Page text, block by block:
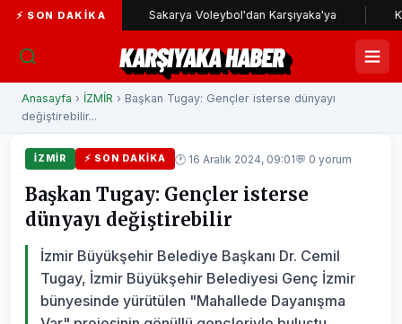
⚡ SON DAKIKA
yolunda Sakarya Voleybol'dan Karşıyaka'ya
KARŞIYAKA HABER
Anasayfa › İZMİR › Başkan Tugay: Gençler isterse dünyayı
değiştirebilir...
İZMİR ⚡ SON DAKIKA 🕐 16 Aralık 2024, 09:01💬 0 yorum
Başkan Tugay: Gençler isterse
dünyayı değiştirebilir
İzmir Büyükşehir Belediye Başkanı Dr. Cemil
Tugay, İzmir Büyükşehir Belediyesi Genç İzmir
bünyesinde yürütülen "Mahallede Dayanışma